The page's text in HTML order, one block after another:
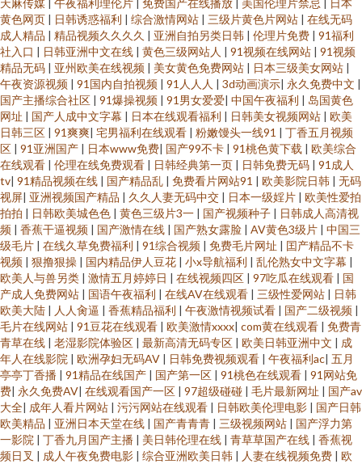
天麻传媒 午夜福利理伦片 免费国产在线播放 美国伦理片禁忌
日本
黄色网页 | 日韩诱惑福利 | 综合激情网站 | 三级片黄色片网站 | 在线无码
成人精品 | 精品视频久久久久 | 亚洲自拍另类日韩 | 伦理片免费 | 91福利
社入口 | 日韩亚洲中文在线 | 黄色三级网站人 | 91视频在线网站 | 91视频
精品无码 | 亚州欧美在线视频 | 美女黄色免费网站 | 日本三级美女网站 |
午夜资源视频 | 91国内自拍视频 | 91人人人 | 3d动画演示| 永久免费中文 |
国产主播综合社区 | 91爆操视频 | 91男女爱爱| 中国午夜福利 | 岛国黄色
网址 | 国产人成中文字幕 | 日本在线观看福利 | 日韩美女视频网站 | 欧美
日韩三区 | 91爽爽| 宅男福利在线观看 | 粉嫩馒头一线91 | 丁香五月视频
区 | 91亚洲国产 | 日本www免费| 国产99不卡 | 91桃色黄下载 | 欧美综合
在线观看 | 伦理在线免费观看 | 日韩经典第一页 | 日韩免费无码 | 91成人
tv| 91精品视频在线 | 国产精品乱 | 免费看片网站91 | 欧美影院日韩 | 无码
视屏| 亚洲视频国产精品 | 久久人妻无码中交 | 日本一级婬片 | 欧美性爱拍
拍拍 | 日韩欧美城色色 | 黄色三级片3一 | 国产视频种子 | 日韩成人高清视
频 | 香蕉干逼视频 | 国产激情在线 | 国产熟女露脸 | AV黄色3级片 | 中国三
级毛片 | 在线久草免费福利 | 91综合视频 | 免费毛片网址 | 囯产精品不卡
视频 | 狠撸狠操 | 国内精品伊人豆花 | 小x导航福利 | 乱伦熟女中文字幕 |
欧美人与兽另类 | 激情五月婷婷日 | 在线视频四区 | 97吃瓜在线观看 | 国
产成人免费网站 | 国语午夜福利 | 在线AV在线观看 | 三级性爱网站 | 日韩
欧美大陆 | 人人肏逼 | 香蕉精品福利 | 午夜激情视频试看 | 国产二级视频 |
毛片在线网站 | 91豆花在线观看 | 欧美激情xxxx| com黄在线观看 | 免费青
青草在线 | 老湿影院体验区 | 最新高清无码专区 | 欧美日韩亚洲中文 | 成
年人在线影院 | 欧洲孕妇无码AV | 日韩免费视频观看 | 午夜福利ac| 五月
亭亭丁香播 | 91精品在线国产 | 国产第一区 | 91桃色在线观看 | 91网站免
费| 永久免费AV| 在线观看国产一区 | 97超级碰碰 | 毛片最新网址 | 国产av
大全| 成年人看片网站 | 污污网站在线观看 | 日韩欧美伦理电影 | 国产日韩
欧美精品 | 亚洲日本天堂在线 | 国产青青青 | 三级视频网站 | 国产浮力第
一影院 | 丁香九月国产主播 | 美日韩伦理在线 | 青草草国产在线 | 香蕉视
频日叉 | 成人午夜免费电影 | 综合亚洲欧美日韩 | 人妻在线视频免费 | 欧